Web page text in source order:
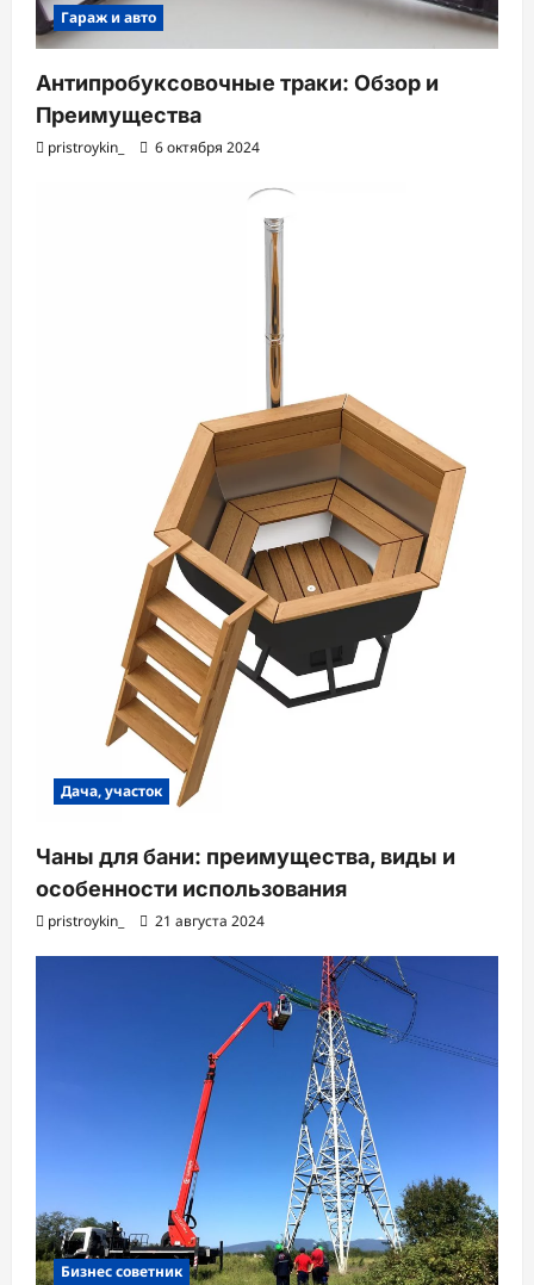
Гараж и авто
Антипробуксовочные траки: Обзор и
Преимущества
pristroykin_ 6 октября 2024
Дача, участок
Чаны для бани: преимущества, виды и
особенности использования
pristroykin_ 21 августа 2024
Бизнес советник